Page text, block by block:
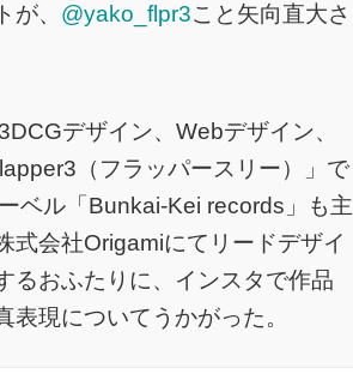
、 @yako_flpr3こと矢向直大さ
デザイン、Webデザイン、
（フラッパースリー）」で
ベル「Bunkai-Kei records」も主
式会社Origamiにてリードデザイ
るおふたりに、インスタで作品
現についてうかがった。